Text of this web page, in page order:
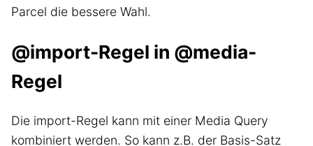
Parcel die bessere Wahl.
@import-Regel in @media-
Regel
Die import-Regel kann mit einer Media Query
kombiniert werden. So kann z.B. der Basis-Satz